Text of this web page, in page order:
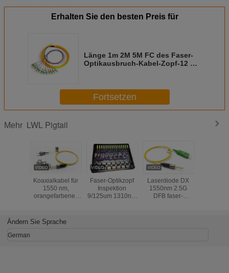
Erhalten Sie den besten Preis für
Länge 1m 2M 5M FC des Faser-
Optikausbruch-Kabel-Zopf-12 der
Fortsetzen
Mehr LWL Pigtail
Koaxialkabel für
1550 nm,
orangefarbenes
Faser-Optikzopf
Inspektion
9/125um 1310nm
Laserdiode DX
1550nm 2.5G
DFB faser-
Ändern Sie Sprache
German